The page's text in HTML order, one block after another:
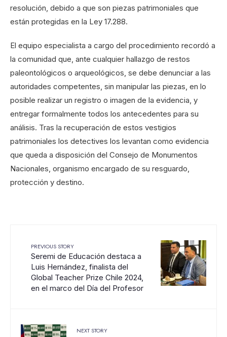
resolución, debido a que son piezas patrimoniales que
están protegidas en la Ley 17.288.
El equipo especialista a cargo del procedimiento recordó a
la comunidad que, ante cualquier hallazgo de restos
paleontológicos o arqueológicos, se debe denunciar a las
autoridades competentes, sin manipular las piezas, en lo
posible realizar un registro o imagen de la evidencia, y
entregar formalmente todos los antecedentes para su
análisis. Tras la recuperación de estos vestigios
patrimoniales los detectives los levantan como evidencia
que queda a disposición del Consejo de Monumentos
Nacionales, organismo encargado de su resguardo,
protección y destino.
PREVIOUS STORY
Seremi de Educación destaca a
Luis Hernández, finalista del
Global Teacher Prize Chile 2024,
en el marco del Día del Profesor
NEXT STORY